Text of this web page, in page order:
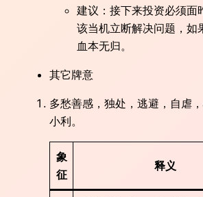
建议：接下来投资必须面
该当机立断解决问题，如
血本无归。
其它牌意
多愁善感，独处，逃避，自虐
小利。
象
征
释义